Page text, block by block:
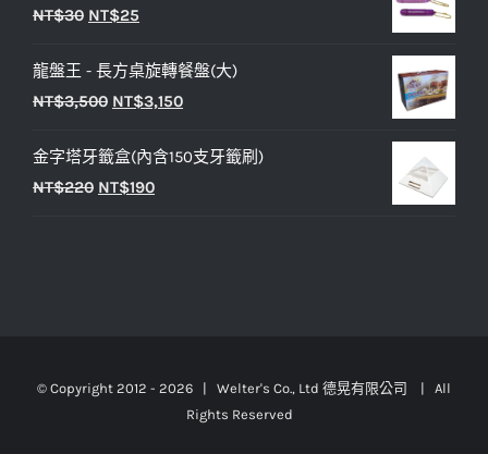
格：
格：
NT$30 原
價
格：
NT$25
價
格：
龍盤王 - 長方桌旋轉餐盤(大)
NT$3,500 原
價
格：
NT$3,150目
價
金字塔牙籤盒(內含150支牙籤刷)
NT$220 原
NT$190目
© Copyright 2012 - 2026 | Welter's Co., Ltd 德晃有限公司 | All
Rights Reserved